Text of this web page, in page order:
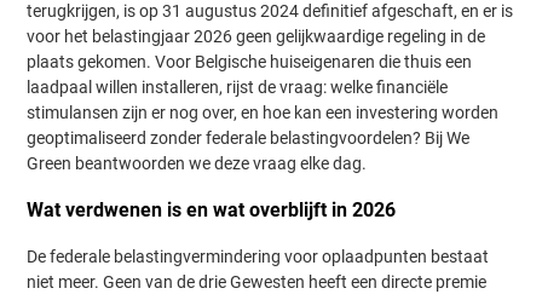
terugkrijgen, is op 31 augustus 2024 definitief afgeschaft, en er is
voor het belastingjaar 2026 geen gelijkwaardige regeling in de
plaats gekomen. Voor Belgische huiseigenaren die thuis een
laadpaal willen installeren, rijst de vraag: welke financiële
stimulansen zijn er nog over, en hoe kan een investering worden
geoptimaliseerd zonder federale belastingvoordelen? Bij We
Green beantwoorden we deze vraag elke dag.
Wat verdwenen is en wat overblijft in 2026
De federale belastingvermindering voor oplaadpunten bestaat
niet meer. Geen van de drie Gewesten heeft een directe premie